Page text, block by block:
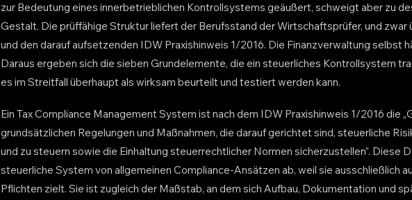
zur Bedeutung eines innerbetrieblichen Kontrollsystems geäußert, schweigt aber zu
Gestalt. Die prüffähige Struktur liefert der Berufsstand der Wirtschaftsprüfer, und zwar
und den darauf aufsetzenden IDW Praxishinweis 1/2016. Die Finanzverwaltung selbst
Daraus ergeben sich die sieben Grundelemente, die ein steuerliches Kontrollsystem
es im Streitfall überhaupt als wirksam beurteilt und testiert werden kann.
Ein Tax Compliance Management System ist nach dem IDW Praxishinweis 1/2016 die
grundsätzlichen Regelungen und Maßnahmen, die darauf gerichtet sind, steuerliche
und zu steuern sowie die Einhaltung steuerrechtlicher Normen sicherzustellen”. Diese
steuerliche System von allgemeinen Compliance-Ansätzen ab, weil sie ausschließlich
Pflichten zielt. Sie ist zugleich der Maßstab, an dem sich Aufbau, Dokumentation und